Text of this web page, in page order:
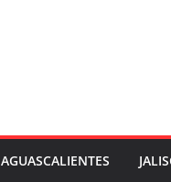
AGUASCALIENTES